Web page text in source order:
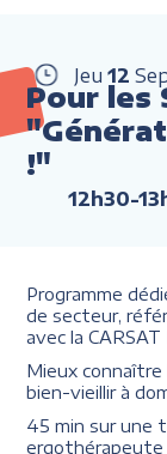
Jeu 12
Pour les
!"
12h30-
Programme
de secteur,
avec la CARSAT
Mieux
bien-vieillir à
45 min sur une
ergothérapeute